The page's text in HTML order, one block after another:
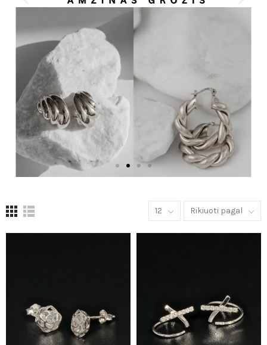
12 Rikiuoti pagal